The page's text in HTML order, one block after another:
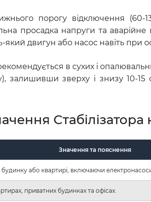
порогу відключення
напруги та аварійне
двигун або насос навіть при
в сухих і
залишивши зверху і знизу 10-
Значення та пояснення
будинку або квартирі, включаючи
приватних будинках та офісах.